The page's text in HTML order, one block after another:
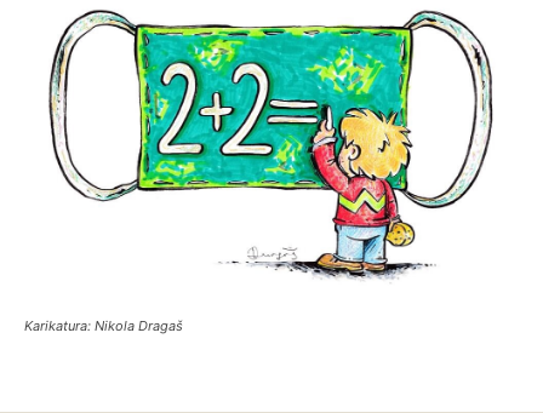
Karikatura: Nikola Dragaš